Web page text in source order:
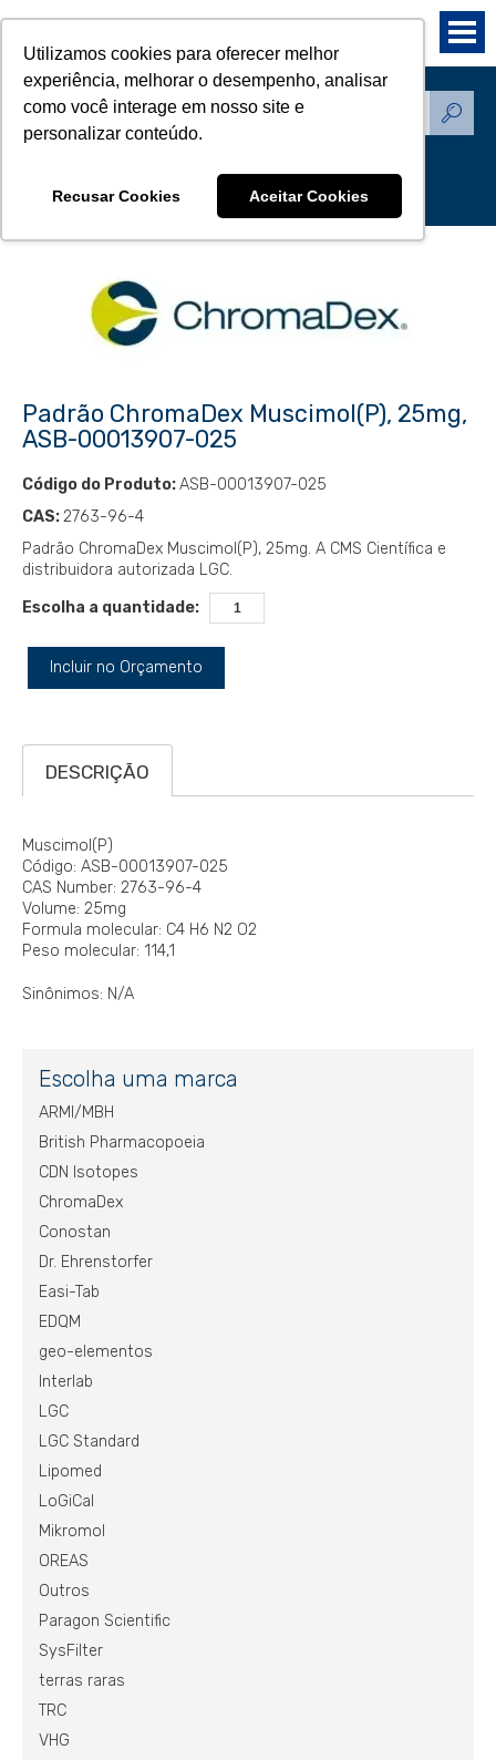
Utilizamos cookies para oferecer melhor
experiência, melhorar o desempenho, analisar
como você interage em nosso site e
personalizar conteúdo.
Recusar Cookies Aceitar Cookies
Produtos - Padrões de
Padrão ChromaDex Muscimol(P), 25mg,
ASB-00013907-025
Código do Produto:ASB-00013907-025
CAS:2763-96-4
Padrão ChromaDex Muscimol(P), 25mg. A CMS Científica e
distribuidora autorizada LGC.
Escolha a quantidade:
Incluir no Orçamento
DESCRIÇÃO
Muscimol(P)
Código: ASB-00013907-025
CAS Number: 2763-96-4
Volume: 25mg
Formula molecular: C4 H6 N2 O2
Peso molecular: 114,1
Sinônimos: N/A
Escolha uma marca
ARMI/MBH
British Pharmacopoeia
CDN Isotopes
ChromaDex
Conostan
Dr. Ehrenstorfer
Easi-Tab
EDQM
geo-elementos
Interlab
LGC
LGC Standard
Lipomed
LoGiCal
Mikromol
OREAS
Outros
Paragon Scientific
SysFilter
terras raras
TRC
VHG